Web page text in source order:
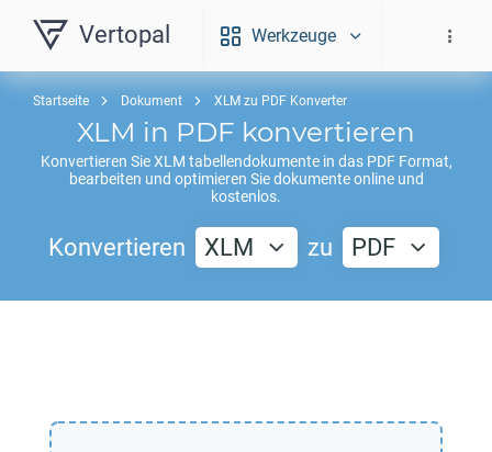
Vertopal Werkzeuge
Startseite Dokument XLM zu PDF Konverter
XLM in PDF konvertieren
Konvertieren SieXLM tabellendokumente in das PDFFormat,
bearbeiten und optimieren Sie dokumente online und
kostenlos.
Konvertieren XLM zu PDF